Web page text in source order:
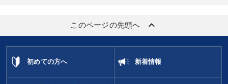
このページの先頭へ keyboard_arrow_up
初めての方へ 新着情報